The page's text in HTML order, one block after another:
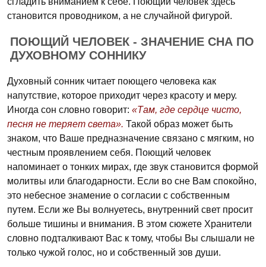
становится проводником, а не случайной фигурой.
ПОЮЩИЙ ЧЕЛОВЕК - ЗНАЧЕНИЕ СНА ПО
ДУХОВНОМУ СОННИКУ
Духовный сонник читает поющего человека как
напутствие, которое приходит через красоту и меру.
Иногда сон словно говорит: «Там, где сердце чисто,
песня не теряет света». Такой образ может быть
знаком, что Ваше предназначение связано с мягким, но
честным проявлением себя. Поющий человек
напоминает о тонких мирах, где звук становится формой
молитвы или благодарности. Если во сне Вам спокойно,
это небесное знамение о согласии с собственным
путем. Если же Вы волнуетесь, внутренний свет просит
больше тишины и внимания. В этом сюжете Хранители
словно подталкивают Вас к тому, чтобы Вы слышали не
только чужой голос, но и собственный зов души.